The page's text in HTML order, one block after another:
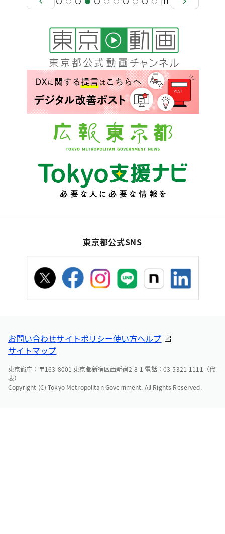
東京都公式SNS
お問い合わせサイトポリシー使い方ヘルプ
サイトマップ
東京都庁：〒163-8001 東京都新宿区西新宿2-8-1 電話：03-5321-1111（代
表）
Copyright (C) Tokyo Metropolitan Government. All Rights Reserved.